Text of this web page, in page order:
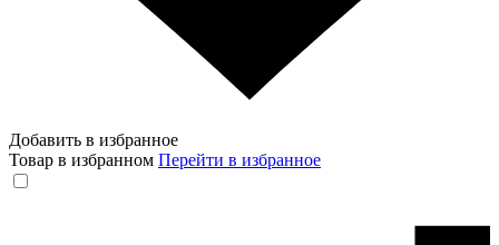
Добавить в избранное
Товар в избранном Перейти в избранное